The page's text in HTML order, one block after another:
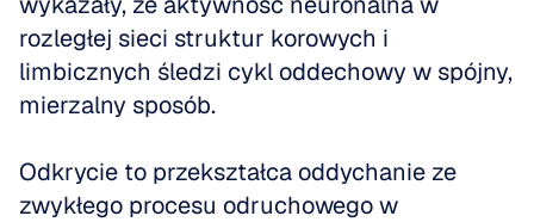
rozległej sieci struktur korowych i
limbicznych śledzi cykl oddechowy w spójny,
mierzalny sposób.
Odkrycie to przekształca oddychanie ze
zwykłego procesu odruchowego w